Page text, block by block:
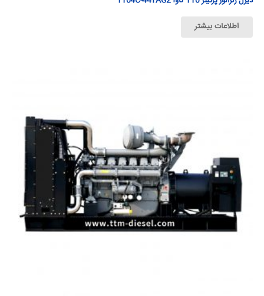
اطلاعات بیشتر